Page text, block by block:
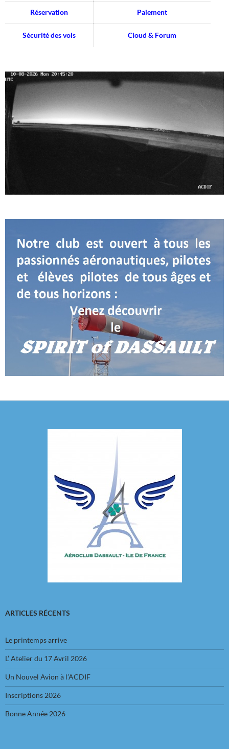
Réservation Paiement
Sécurité des vols Cloud & Forum
ARTICLES RÉCENTS
Le printemps arrive
L’ Atelier du 17 Avril 2026
Un Nouvel Avion à l’ACDIF
Inscriptions 2026
Bonne Année 2026